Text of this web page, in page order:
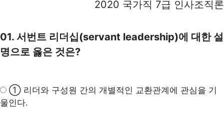
2020 국가직 7급 인사조직론
01. 서번트 리더십(servant leadership)에 대한 설
명으로 옳은 것은?
① 리더와 구성원 간의 개별적인 교환관계에 관심을 기
울인다.